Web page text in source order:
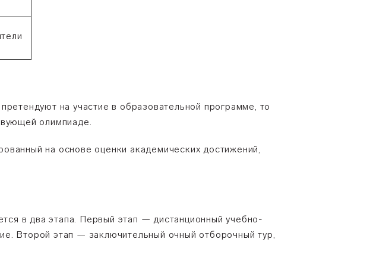
на участие в образовательной программе, то
олимпиаде.
на основе оценки академических достижений,
в два этапа. Первый этап — дистанционный учебно-
Второй этап — заключительный очный отборочный тур,